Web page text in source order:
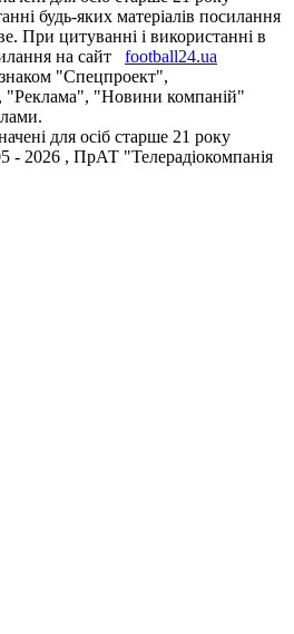
будь-яких матеріалів посилання
При цитуванні і використанні в
на сайт
football24.ua
знаком "Спецпроект",
"Реклама", "Новини компаній"
для осіб старше 21 року
- 2026 , ПрАТ "Телерадіокомпанія